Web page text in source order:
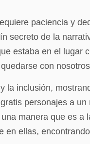
paciencia y
secreto de la
estaba en el
con
la inclusión,
personajes a
manera que es
en ellas,